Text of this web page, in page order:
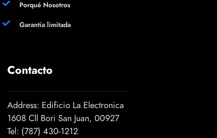
Porqué Nosotros
Garantía limitada
Contacto
Address: Edificio La Electronica
1608 Cll Bori San Juan, 00927
Tel: (787) 430-1212